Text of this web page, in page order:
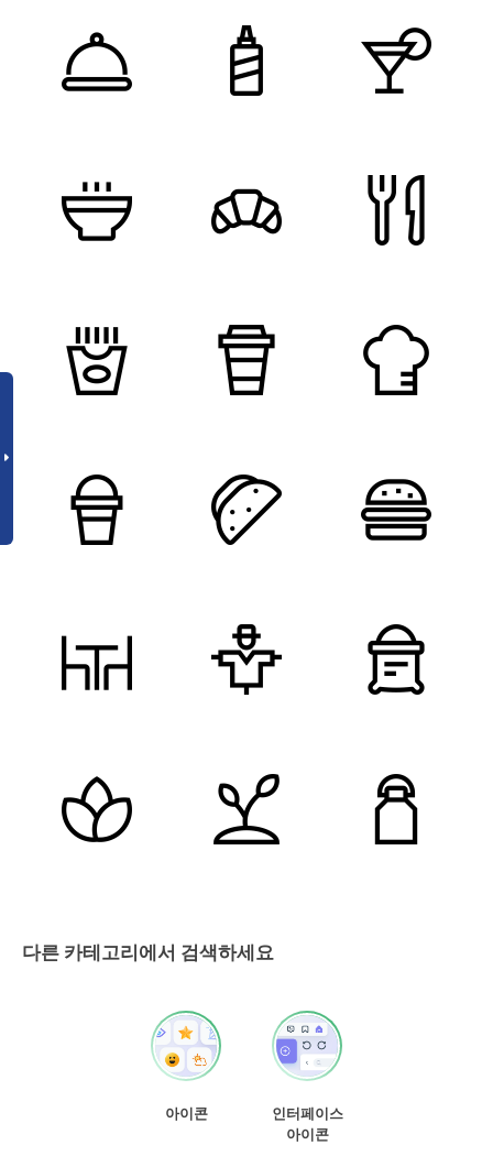
다른 카테고리에서 검색하세요
아이콘
인터페이스
아이콘